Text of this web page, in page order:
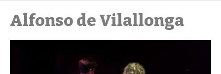
Alfonso de Vilallonga